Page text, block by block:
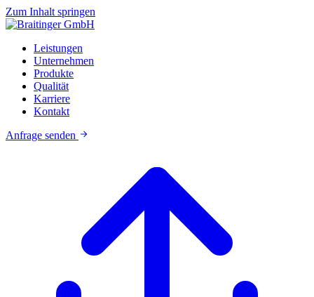
Zum Inhalt springen
Leistungen
Unternehmen
Produkte
Qualität
Karriere
Kontakt
Anfrage senden